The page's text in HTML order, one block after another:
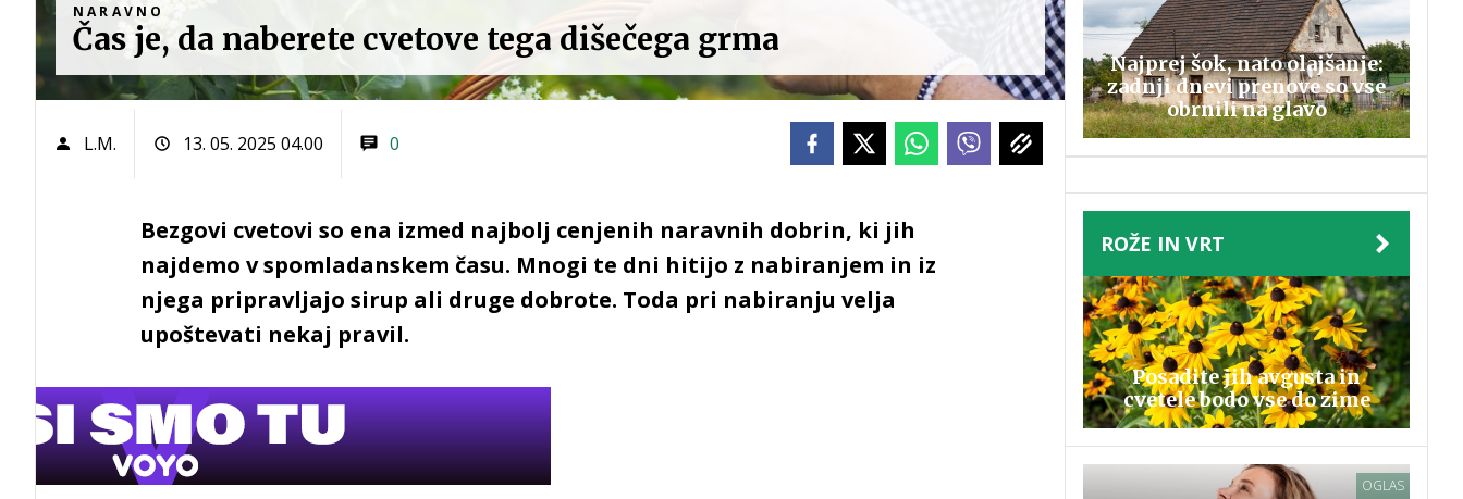
NARAVNO
Čas je, da naberete cvetove tega dišečega grma
L.M. 13. 05. 2025 04.00 0
Bezgovi cvetovi so ena izmed najbolj cenjenih naravnih dobrin, ki jih
najdemo v spomladanskem času. Mnogi te dni hitijo z nabiranjem in iz
njega pripravljajo sirup ali druge dobrote. Toda pri nabiranju velja
upoštevati nekaj pravil.
Najprej šok, nato olajšanje:
zadnji dnevi prenove so vse
obrnili na glavo
ROŽE IN VRT
Posadite jih avgusta in
cvetele bodo vse do zime
OGLAS